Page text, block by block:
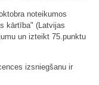
noteikumos
kārtība" (Latvijas
un izteikt 75.punktu
izsniegšanu ir